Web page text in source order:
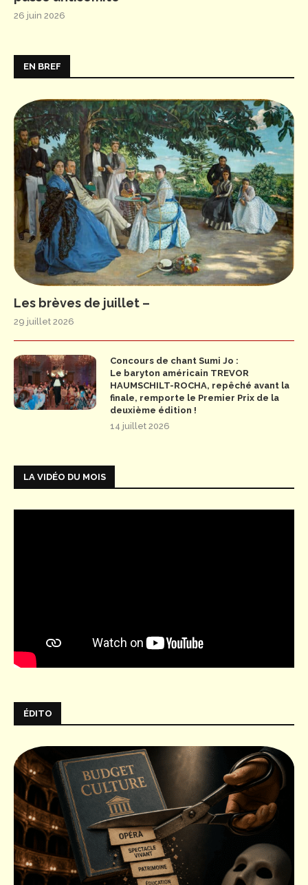
26 juin 2026
EN BREF
Les brèves de juillet –
29 juillet 2026
Concours de chant Sumi Jo :
Le baryton américain TREVOR
HAUMSCHILT-ROCHA, repêché avant la
finale, remporte le Premier Prix de la
deuxième édition !
14 juillet 2026
LA VIDÉO DU MOIS
ÉDITO